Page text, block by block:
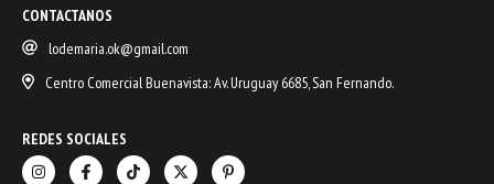
CONTACTANOS
lodemaria.ok@gmail.com
Centro Comercial Buenavista: Av. Uruguay 6685, San Fernando.
REDES SOCIALES